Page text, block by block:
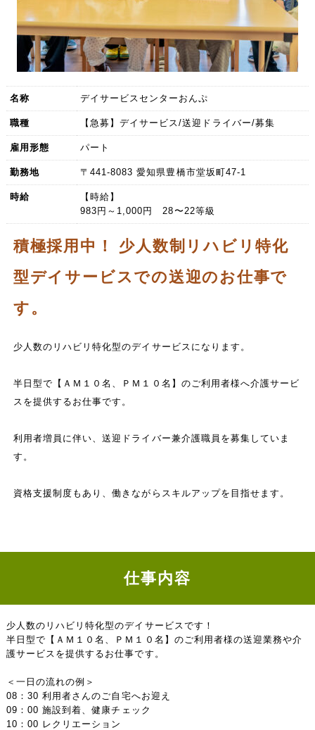
名称 デイサービスセンターおんぷ
職種 【急募】デイサービス/送迎ドライバー/募集
雇用形態 パート
勤務地 〒441-8083 愛知県豊橋市堂坂町47-1
時給
【時給】
983円～1,000円 28〜22等級
積極採用中！ 少人数制リハビリ特化
型デイサービスでの送迎のお仕事で
す。
少人数のリハビリ特化型のデイサービスになります。
半日型で【ＡＭ１０名、ＰＭ１０名】のご利用者様へ介護サービ
スを提供するお仕事です。
利用者増員に伴い、送迎ドライバー兼介護職員を募集していま
す。
資格支援制度もあり、働きながらスキルアップを目指せます。
仕事内容
少人数のリハビリ特化型のデイサービスです！
半日型で【ＡＭ１０名、ＰＭ１０名】のご利用者様の送迎業務や介
護サービスを提供するお仕事です。
＜一日の流れの例＞
08：30 利用者さんのご自宅へお迎え
09：00 施設到着、健康チェック
10：00 レクリエーション